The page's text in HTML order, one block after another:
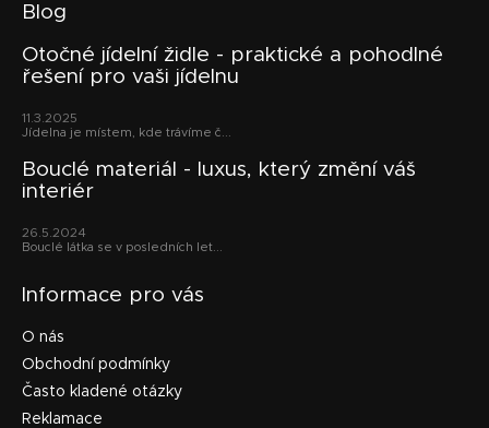
Blog
Otočné jídelní židle - praktické a pohodlné
řešení pro vaši jídelnu
11.3.2025
Jídelna je místem, kde trávíme č...
Bouclé materiál - luxus, který změní váš
interiér
26.5.2024
Bouclé látka se v posledních let...
Informace pro vás
O nás
Obchodní podmínky
Často kladené otázky
Reklamace